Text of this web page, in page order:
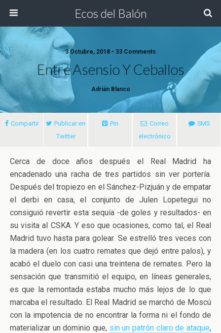
Ecos del Balón
3 Octubre, 2018 • 33 Comments
Entre Asensio Y Ceballos
Adrián Blanco
Compartir
Publicar en
Twitter
Pin
Correo
electrónico
SMS
Cerca de doce años después el Real Madrid ha
encadenado una racha de tres partidos sin ver portería.
Después del tropiezo en el Sánchez-Pizjuán y de empatar
el derbi en casa, el conjunto de Julen Lopetegui no
consiguió revertir esta sequía -de goles y resultados- en
su visita al CSKA. Y eso que ocasiones, como tal, el Real
Madrid tuvo hasta para golear. Se estrelló tres veces con
la madera (en los cuatro remates que dejó entre palos), y
acabó el duelo con casi una treintena de remates. Pero la
sensación que transmitió el equipo, en líneas generales,
es que la remontada estaba mucho más lejos de lo que
marcaba el resultado. El Real Madrid se marchó de Moscú
con la impotencia de no encontrar la forma ni el fondo de
materializar un dominio que, sin un patrón claro de ataque,